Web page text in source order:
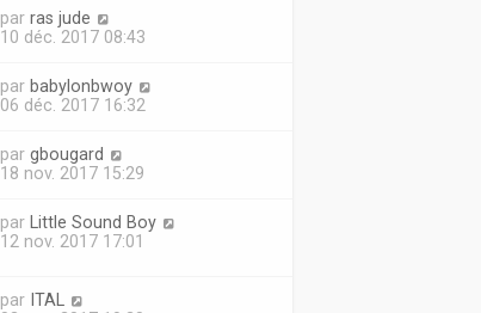
par ras jude
10 déc. 2017 08:43
par babylonbwoy
06 déc. 2017 16:32
par gbougard
18 nov. 2017 15:29
par
Little Sound Boy
12 nov. 2017 17:01
par ITAL